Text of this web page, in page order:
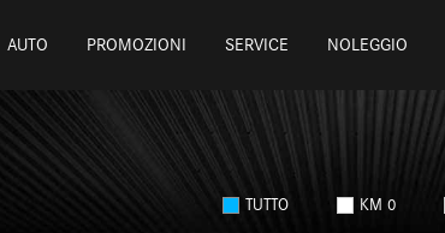
AUTO PROMOZIONI SERVICE NOLEGGIO
TUTTO KM 0